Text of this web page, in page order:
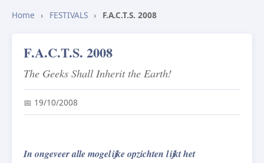
Home › FESTIVALS › F.A.C.T.S. 2008
F.A.C.T.S. 2008
The Geeks Shall Inherit the Earth!
📅 19/10/2008
In ongeveer alle mogelijke opzichten lijkt het